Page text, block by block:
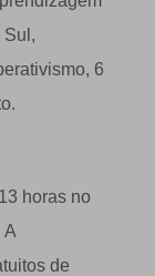
Sul,
6
horas no
A
de